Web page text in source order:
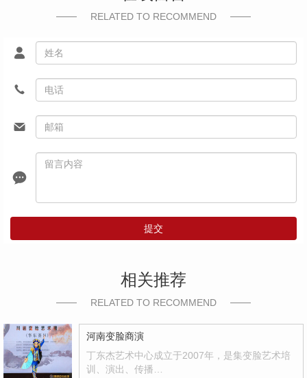
RELATED TO RECOMMEND
提交
相关推荐
RELATED TO RECOMMEND
河南变脸商演
丁东杰艺术中心成立于2007年，是集变脸艺术培
训、演出、传播…